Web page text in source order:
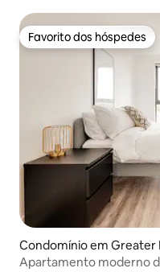
Favorito dos hóspedes
Favorito dos hóspedes
Condomínio em Greater
Apartamento moderno